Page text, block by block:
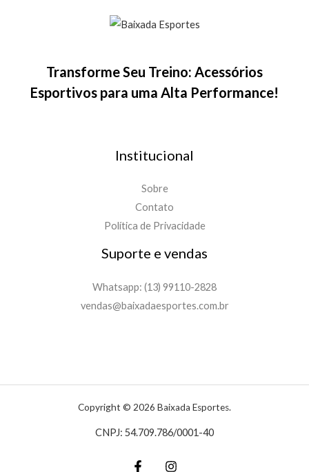
Transforme Seu Treino: Acessórios
Esportivos para uma Alta Performance!
Institucional
Sobre
Contato
Política de Privacidade
Suporte e vendas
Whatsapp: (13) 99110-2828
vendas@baixadaesportes.com.br
Copyright © 2026 Baixada Esportes.
CNPJ: 54.709.786/0001-40